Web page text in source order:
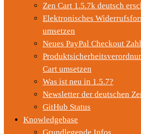
Zen Cart 1.5.7k deutsch
Elektronisches
umsetzen
Neues PayPal Checkout
Cart umsetzen
Was ist neu in 1.5.7?
Newsletter der deutschen
GitHub Status
Knowledgebase